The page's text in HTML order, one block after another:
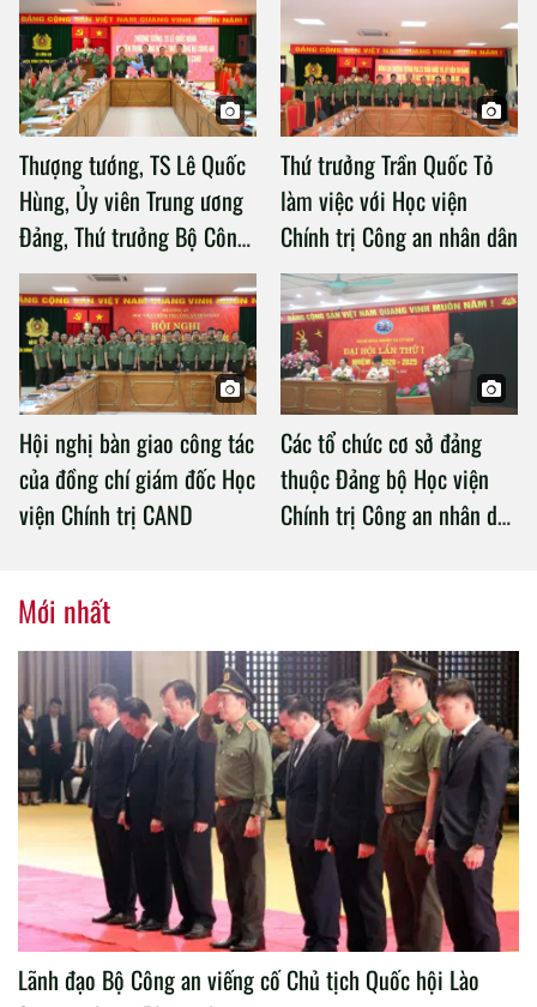
Thượng tướng, TS Lê Quốc
Hùng, Ủy viên Trung ương
Đảng, Thứ trưởng Bộ Công
an làm việc với Học viện
Chính trị Công an nhân dân
Thứ trưởng Trần Quốc Tỏ
làm việc với Học viện
Chính trị Công an nhân dân
Hội nghị bàn giao công tác
của đồng chí giám đốc Học
viện Chính trị CAND
Các tổ chức cơ sở đảng
thuộc Đảng bộ Học viện
Chính trị Công an nhân dân
Mới nhất
Lãnh đạo Bộ Công an viếng cố Chủ tịch Quốc hội Lào